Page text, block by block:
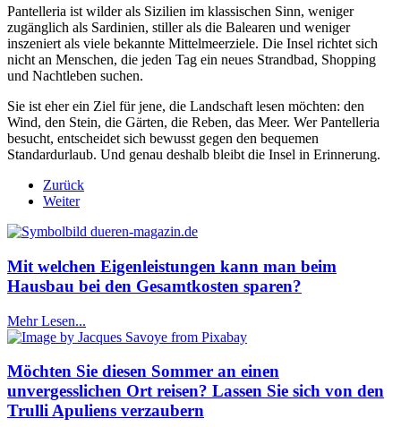
Pantelleria ist wilder als Sizilien im klassischen Sinn, weniger
zugänglich als Sardinien, stiller als die Balearen und weniger
inszeniert als viele bekannte Mittelmeerziele. Die Insel richtet sich
nicht an Menschen, die jeden Tag ein neues Strandbad, Shopping
und Nachtleben suchen.
Sie ist eher ein Ziel für jene, die Landschaft lesen möchten: den
Wind, den Stein, die Gärten, die Reben, das Meer. Wer Pantelleria
besucht, entscheidet sich bewusst gegen den bequemen
Standardurlaub. Und genau deshalb bleibt die Insel in Erinnerung.
Zurück
Weiter
Mit welchen Eigenleistungen kann man beim
Hausbau bei den Gesamtkosten sparen?
Mehr Lesen...
Möchten Sie diesen Sommer an einen
unvergesslichen Ort reisen? Lassen Sie sich von den
Trulli Apuliens verzaubern